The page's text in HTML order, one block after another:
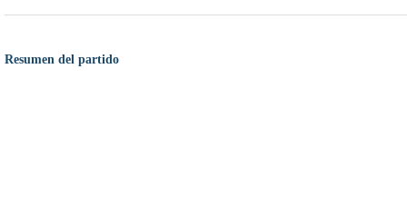
Resumen del partido